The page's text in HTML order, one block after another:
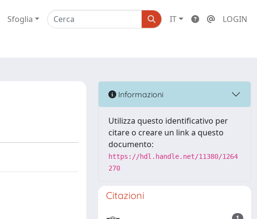
Sfoglia IT LOGIN
Informazioni
Utilizza questo identificativo per
citare o creare un link a questo
documento:
https://hdl.handle.net/11380/1264
270
Citazioni